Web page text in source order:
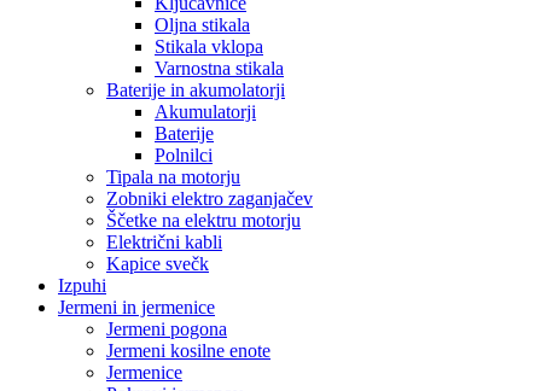
Oljna stikala
Stikala vklopa
Varnostna stikala
Baterije in akumolatorji
Akumulatorji
Baterije
Polnilci
Tipala na motorju
Zobniki elektro zaganjačev
Ščetke na elektru motorju
Električni kabli
Kapice svečk
Izpuhi
Jermeni in jermenice
Jermeni pogona
Jermeni kosilne enote
Jermenice